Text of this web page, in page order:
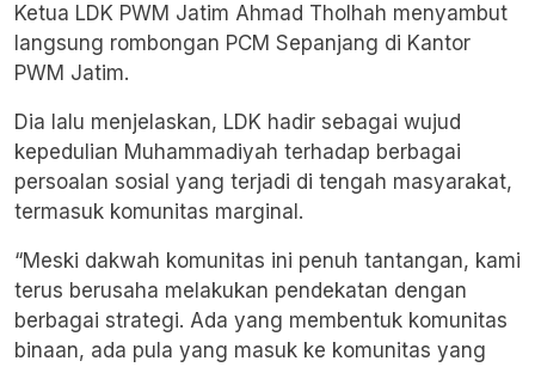
Ketua LDK PWM Jatim Ahmad Tholhah menyambut
langsung rombongan PCM Sepanjang di Kantor
PWM Jatim.
Dia lalu menjelaskan, LDK hadir sebagai wujud
kepedulian Muhammadiyah terhadap berbagai
persoalan sosial yang terjadi di tengah masyarakat,
termasuk komunitas marginal.
“Meski dakwah komunitas ini penuh tantangan, kami
terus berusaha melakukan pendekatan dengan
berbagai strategi. Ada yang membentuk komunitas
binaan, ada pula yang masuk ke komunitas yang